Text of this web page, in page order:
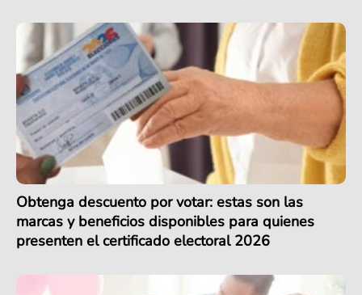
Obtenga descuento por votar: estas son las
marcas y beneficios disponibles para quienes
presenten el certificado electoral 2026